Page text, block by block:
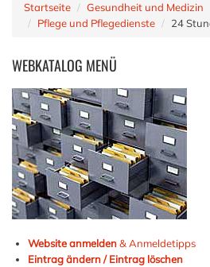
Startseite
Gesundheit und Medizin
Pflege und Pflegedienste
24
WEBKATALOG MENÜ
Website anmelden& Anmeldetipps
Eintrag ändern / Eintrag löschen